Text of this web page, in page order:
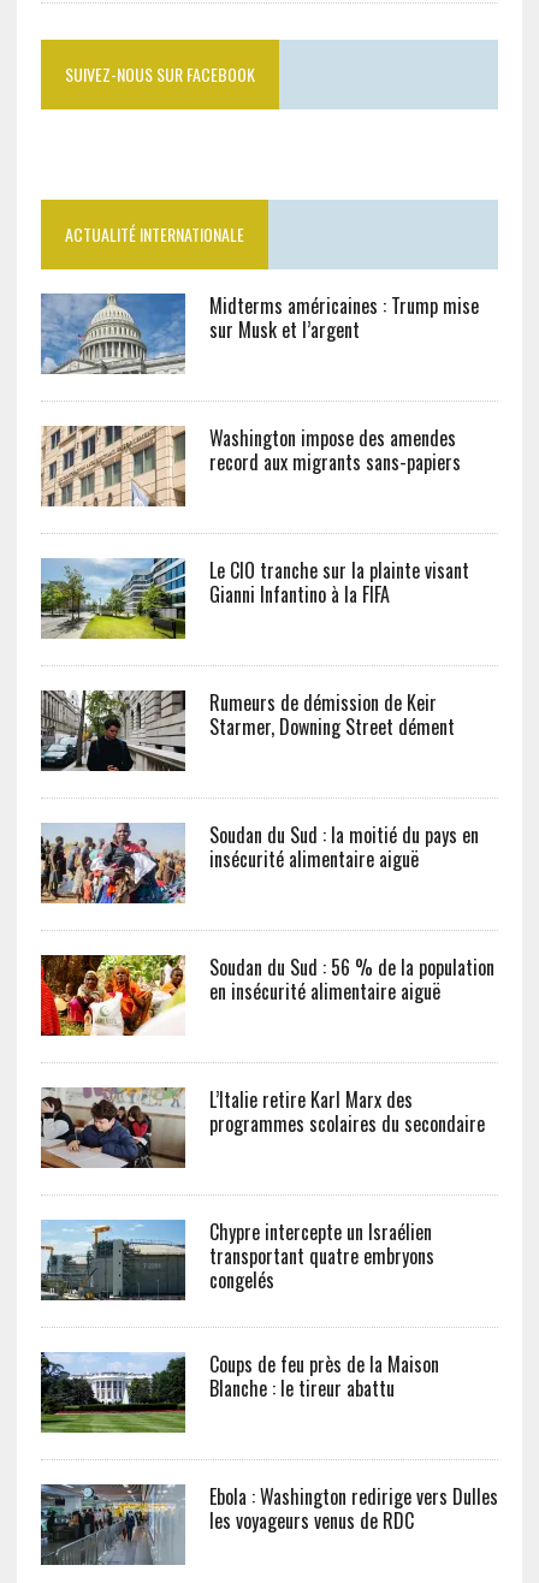
SUIVEZ-NOUS SUR FACEBOOK
ACTUALITÉ INTERNATIONALE
Midterms américaines : Trump mise
sur Musk et l’argent
Washington impose des amendes
record aux migrants sans-papiers
Le CIO tranche sur la plainte visant
Gianni Infantino à la FIFA
Rumeurs de démission de Keir
Starmer, Downing Street dément
Soudan du Sud : la moitié du pays en
insécurité alimentaire aiguë
Soudan du Sud : 56 % de la population
en insécurité alimentaire aiguë
L’Italie retire Karl Marx des
programmes scolaires du secondaire
Chypre intercepte un Israélien
transportant quatre embryons
congelés
Coups de feu près de la Maison
Blanche : le tireur abattu
Ebola : Washington redirige vers Dulles
les voyageurs venus de RDC